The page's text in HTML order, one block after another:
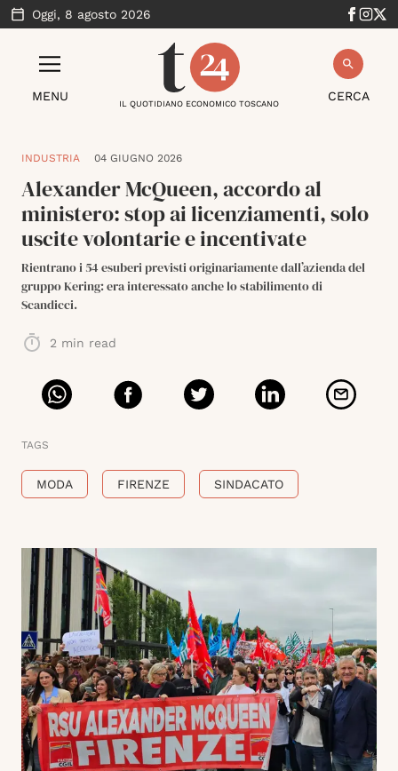
Oggi, 8 agosto 2026
MENU CERCA
IL QUOTIDIANO ECONOMICO TOSCANO
INDUSTRIA 04 GIUGNO 2026
Alexander McQueen, accordo al
ministero: stop ai licenziamenti, solo
uscite volontarie e incentivate
Rientrano i 54 esuberi previsti originariamente dall’azienda del
gruppo Kering: era interessato anche lo stabilimento di
Scandicci.
2 min read
TAGS
MODA FIRENZE SINDACATO